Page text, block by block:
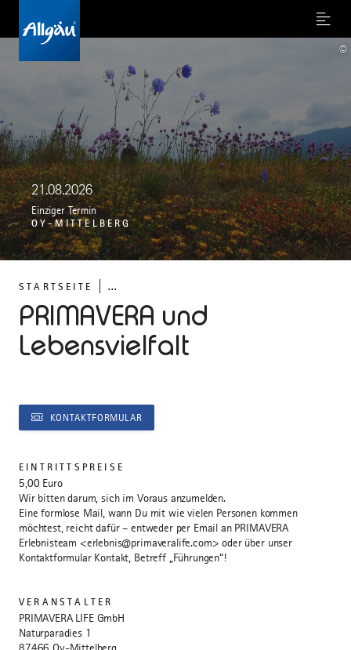
Menu
STARTSEITE ...
PRIMAVERA und
Lebensvielfalt
21.08.2026
Einziger Termin
OY-MITTELBERG
©
KONTAKTFORMULAR
EINTRITTSPREISE
5,00 Euro
Wir bitten darum, sich im Voraus anzumelden.
Eine formlose Mail, wann Du mit wie vielen Personen kommen
möchtest, reicht dafür – entweder per Email an PRIMAVERA
Erlebnisteam <erlebnis@primaveralife.com> oder über unser
Kontaktformular Kontakt, Betreff „Führungen“!
VERANSTALTER
PRIMAVERA LIFE GmbH
Naturparadies 1